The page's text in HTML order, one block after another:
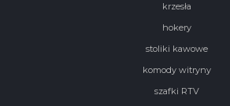
krzesła
hokery
stoliki kawowe
komody witryny
szafki RTV